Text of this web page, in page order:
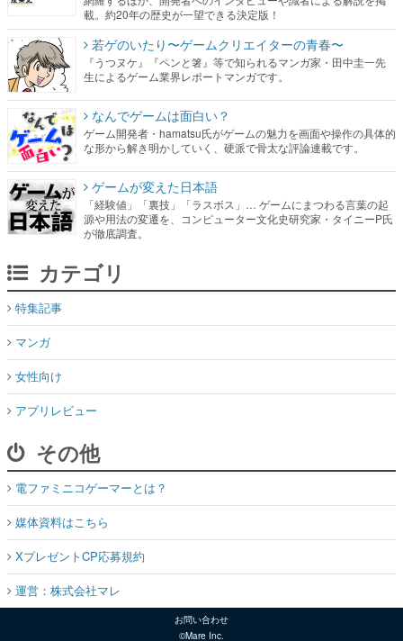
載。約20年の歴史が一望できる決定版！
若ゲのいたり〜ゲームクリエイターの青春〜
『うつヌケ』『ペンと箸』等で知られるマンガ家・田中圭一先
生によるゲーム業界レポートマンガです。
なんでゲームは面白い？
ゲーム開発者・hamatsu氏がゲームの魅力を画面や操作の具体的
な形から解き明かしていく、硬派で骨太な評論連載です。
ゲームが変えた日本語
「経験値」「裏技」「ラスボス」… ゲームにまつわる言葉の起
源や用法の変遷を、コンピューター文化史研究家・タイニーP氏
が徹底調査。
カテゴリ
特集記事
マンガ
女性向け
アプリレビュー
その他
電ファミニコゲーマーとは？
媒体資料はこちら
XプレゼントCP応募規約
運営：株式会社マレ
お問い合わせ
©Mare Inc.